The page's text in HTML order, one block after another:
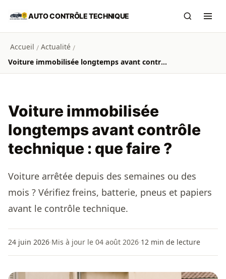
Aller au contenu principal
AUTO CONTRÔLE TECHNIQUE
Accueil / Actualité /
Voiture immobilisée longtemps avant contrôle technique : que faire ?
Voiture immobilisée
longtemps avant contrôle
technique : que faire ?
Voiture arrêtée depuis des semaines ou des
mois ? Vérifiez freins, batterie, pneus et papiers
avant le contrôle technique.
24 juin 2026·Mis à jour le 04 août 2026·12 min de lecture